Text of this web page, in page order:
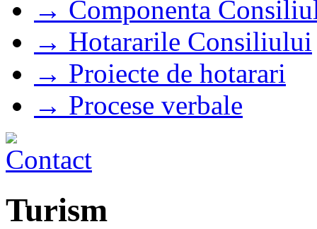
→ Componenta
→ Hotararile Consiliului
→ Proiecte de hotarari
→ Procese verbale
Turism